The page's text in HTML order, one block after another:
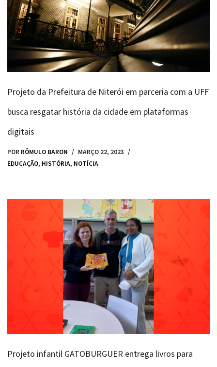
Projeto da Prefeitura de Niterói em parceria com a UFF
busca resgatar história da cidade em plataformas
digitais
POR RÔMULO BARON
MARÇO 22, 2023
EDUCAÇÃO, HISTÓRIA, NOTÍCIA
Projeto infantil GATOBURGUER entrega livros para